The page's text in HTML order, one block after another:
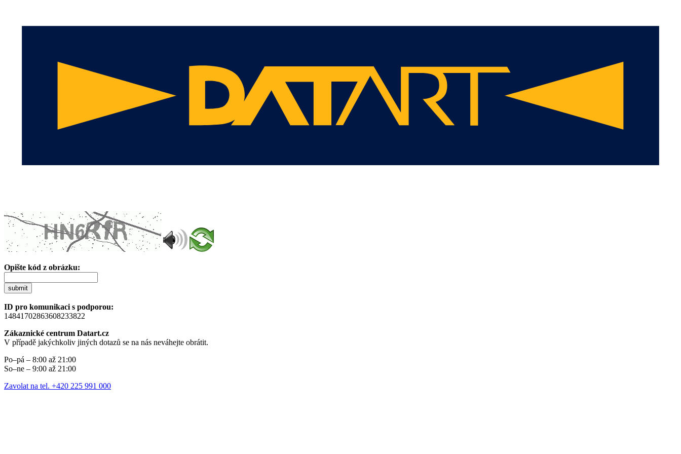
Opište kód z obrázku:
submit
ID pro komunikaci s podporou:
14841702863608233822
Zákaznické centrum Datart.cz
V případě jakýchkoliv jiných dotazů se na nás neváhejte obrátit.
Po–pá – 8:00 až 21:00
So–ne – 9:00 až 21:00
Zavolat na tel. +420 225 991 000